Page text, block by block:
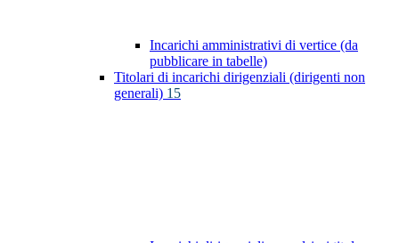
Incarichi amministrativi di vertice (da
pubblicare in tabelle)
Titolari di incarichi dirigenziali (dirigenti non
generali) 15